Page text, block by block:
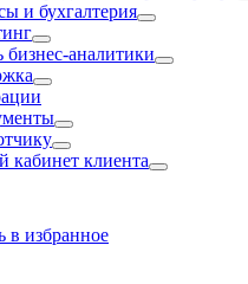
и бухгалтерия
аналитики
кабинет клиента
в избранное